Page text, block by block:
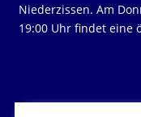
Niederzissen. Am
19:00 Uhr findet eine